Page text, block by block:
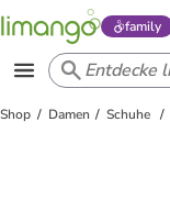
family
Shop Damen Schuhe